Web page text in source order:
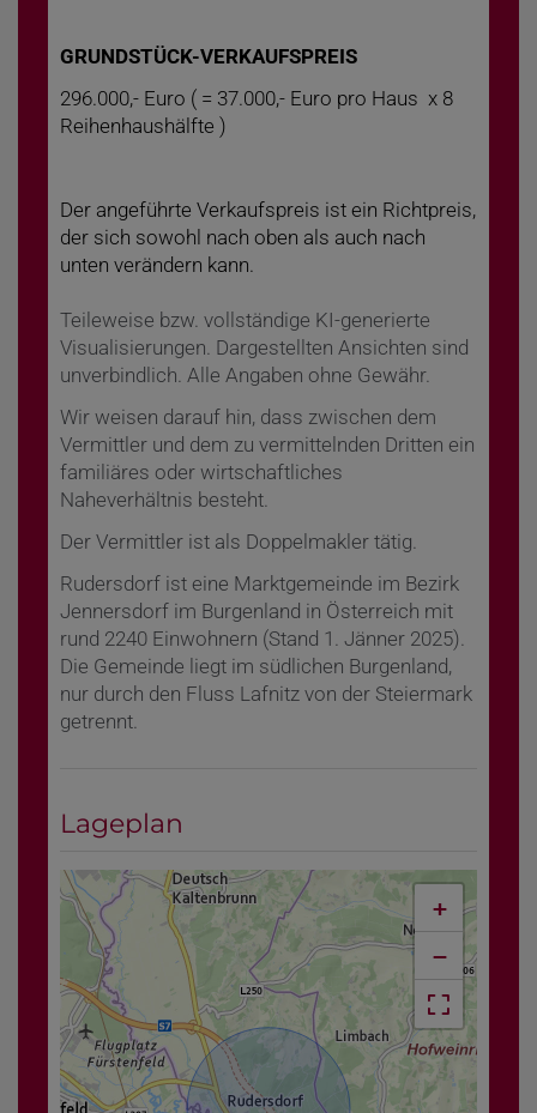
GRUNDSTÜCK-VERKAUFSPREIS
296.000,- Euro ( = 37.000,- Euro pro Haus x 8
Reihenhaushälfte )
Der angeführte Verkaufspreis ist ein Richtpreis,
der sich sowohl nach oben als auch nach
unten verändern kann.
Teileweise bzw. vollständige KI-generierte
Visualisierungen. Dargestellten Ansichten sind
unverbindlich. Alle Angaben ohne Gewähr.
Wir weisen darauf hin, dass zwischen dem
Vermittler und dem zu vermittelnden Dritten ein
familiäres oder wirtschaftliches
Naheverhältnis besteht.
Der Vermittler ist als Doppelmakler tätig.
Rudersdorf ist eine Marktgemeinde im Bezirk
Jennersdorf im Burgenland in Österreich mit
rund 2240 Einwohnern (Stand 1. Jänner 2025).
Die Gemeinde liegt im südlichen Burgenland,
nur durch den Fluss Lafnitz von der Steiermark
getrennt.
Lageplan
+
−